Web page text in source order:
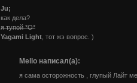
Ju;
как дела?
я тупой *О*
Yagami Light , тот жэ вопрос. )
Mello написал(а):
я сама осторожность , глупый Лайт